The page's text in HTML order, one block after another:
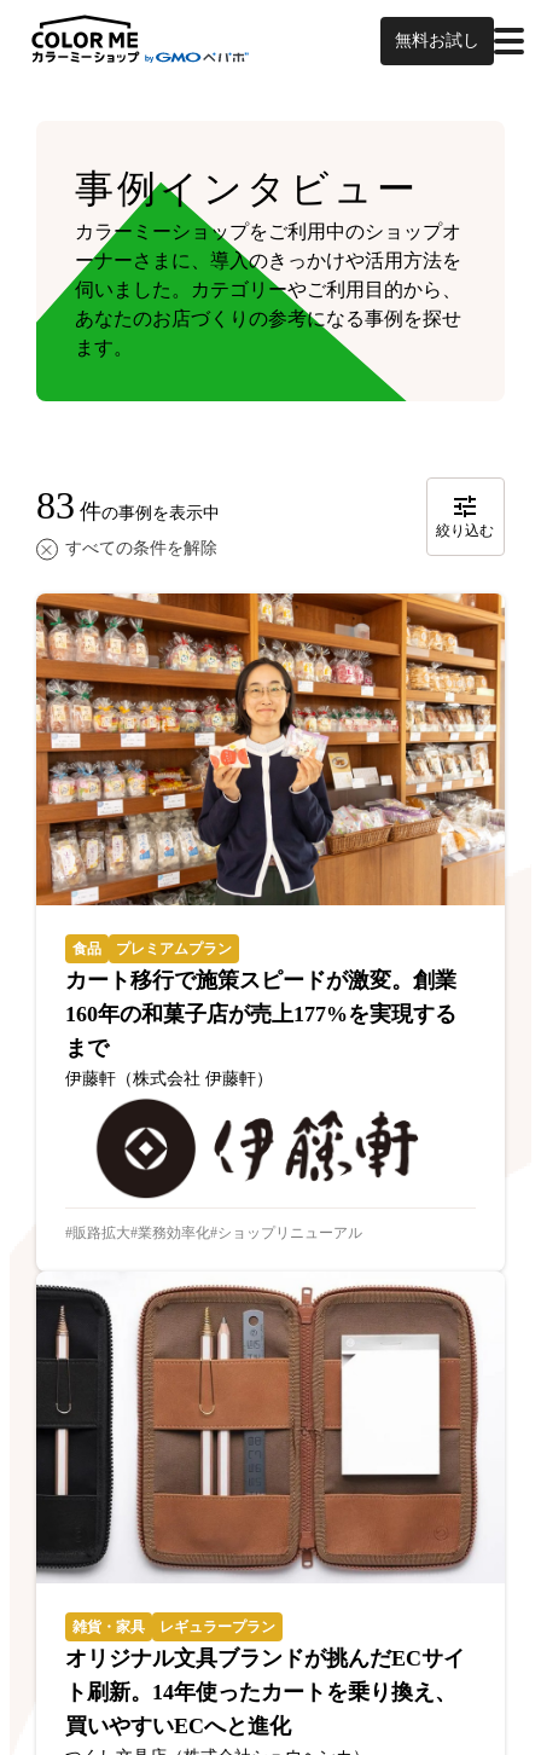
無料お試し
事例インタビュー
カラーミーショップをご利用中のショップオ
ーナーさまに、導入のきっかけや活用方法を
伺いました。 カテゴリーやご利用目的から、
あなたのお店づくりの参考になる事例を探せ
ます。
83 件の事例を表示中
すべての条件を解除
絞り込む
食品 プレミアムプラン
カート移行で施策スピードが激変。創業
160年の和菓子店が売上177%を実現する
まで
伊藤軒（株式会社 伊藤軒）
販路拡大 業務効率化 ショップリニューアル
雑貨・家具 レギュラープラン
オリジナル文具ブランドが挑んだECサイ
ト刷新。14年使ったカートを乗り換え、
買いやすいECへと進化